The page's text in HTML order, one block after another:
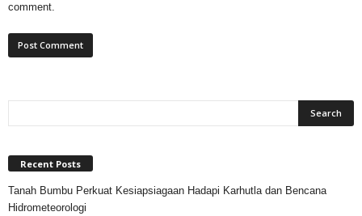
comment.
Recent Posts
Tanah Bumbu Perkuat Kesiapsiagaan Hadapi Karhutla dan Bencana
Hidrometeorologi